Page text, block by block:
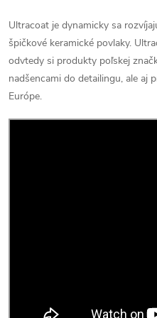
Ultracoat je dynamicky sa
špičkové keramické povlaky.
odvtedy si produkty poľskej
nadšencami do detailingu, ale aj
Európe.